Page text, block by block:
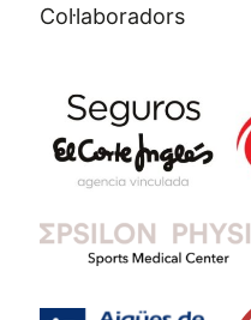
Col·laboradors